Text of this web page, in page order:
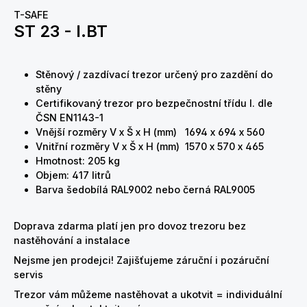
T-SAFE
ST 23 - I.BT
Stěnový / zazdívací trezor určený pro zazdění do
stěny
Certifikovaný trezor pro bezpečnostní třídu I. dle
ČSN EN1143-1
Vnější rozměry V x Š x H (mm) 1694 x 694 x 560
Vnitřní rozměry V x Š x H (mm) 1570 x 570 x 465
Hmotnost: 205 kg
Objem: 417 litrů
Barva šedobílá RAL9002 nebo černá RAL9005
Doprava zdarma platí jen pro dovoz trezoru bez
nastěhování a instalace
Nejsme jen prodejci! Zajišťujeme záruční i pozáruční
servis
Trezor vám můžeme nastěhovat a ukotvit = individuální